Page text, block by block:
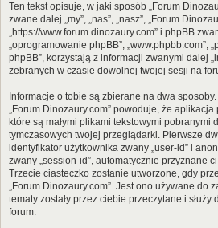
Ten tekst opisuje, w jaki sposób „Forum
zwane dalej „my”, „nas”, „nasz”, „Forum
„https://www.forum.dinozaury.com” i phpBB
„oprogramowanie phpBB”, „www.phpbb.com”,
phpBB”, korzystają z informacji zwanymi dalej
zebranych w czasie dowolnej twojej sesji na
Informacje o tobie są zbierane na dwa
„Forum Dinozaury.com” powoduje, że
które są małymi plikami tekstowymi pobranymi
tymczasowych twojej przeglądarki. Pierwsze
identyfikator użytkownika zwany „user-id” i
zwany „session-id”, automatycznie przyznane
Trzecie ciasteczko zostanie utworzone, gdy
„Forum Dinozaury.com”. Jest ono używane do
tematy zostały przez ciebie przeczytane i
forum.